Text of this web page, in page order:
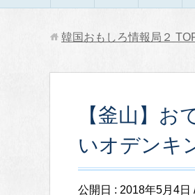
韓国おもしろ情報局２
【釜山】
いオデンキ
公開日 : 2018年5月4日